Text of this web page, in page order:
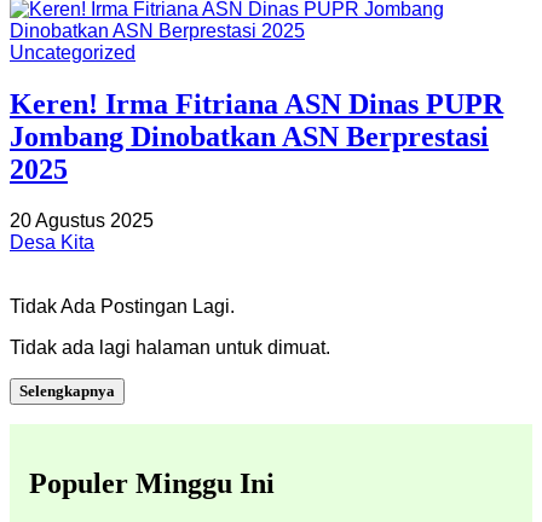
Uncategorized
Keren! Irma Fitriana ASN Dinas PUPR
Jombang Dinobatkan ASN Berprestasi
2025
20 Agustus 2025
Desa Kita
Tidak Ada Postingan Lagi.
Tidak ada lagi halaman untuk dimuat.
Selengkapnya
Populer Minggu Ini